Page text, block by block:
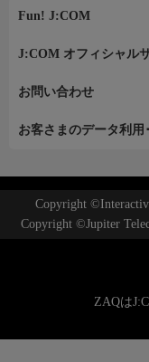
Fun! J:COM
J:COM オフィシャル
お問い合わせ
お客さまのデータ利用
Copyright
Copyright ©Jupiter
ZAQは